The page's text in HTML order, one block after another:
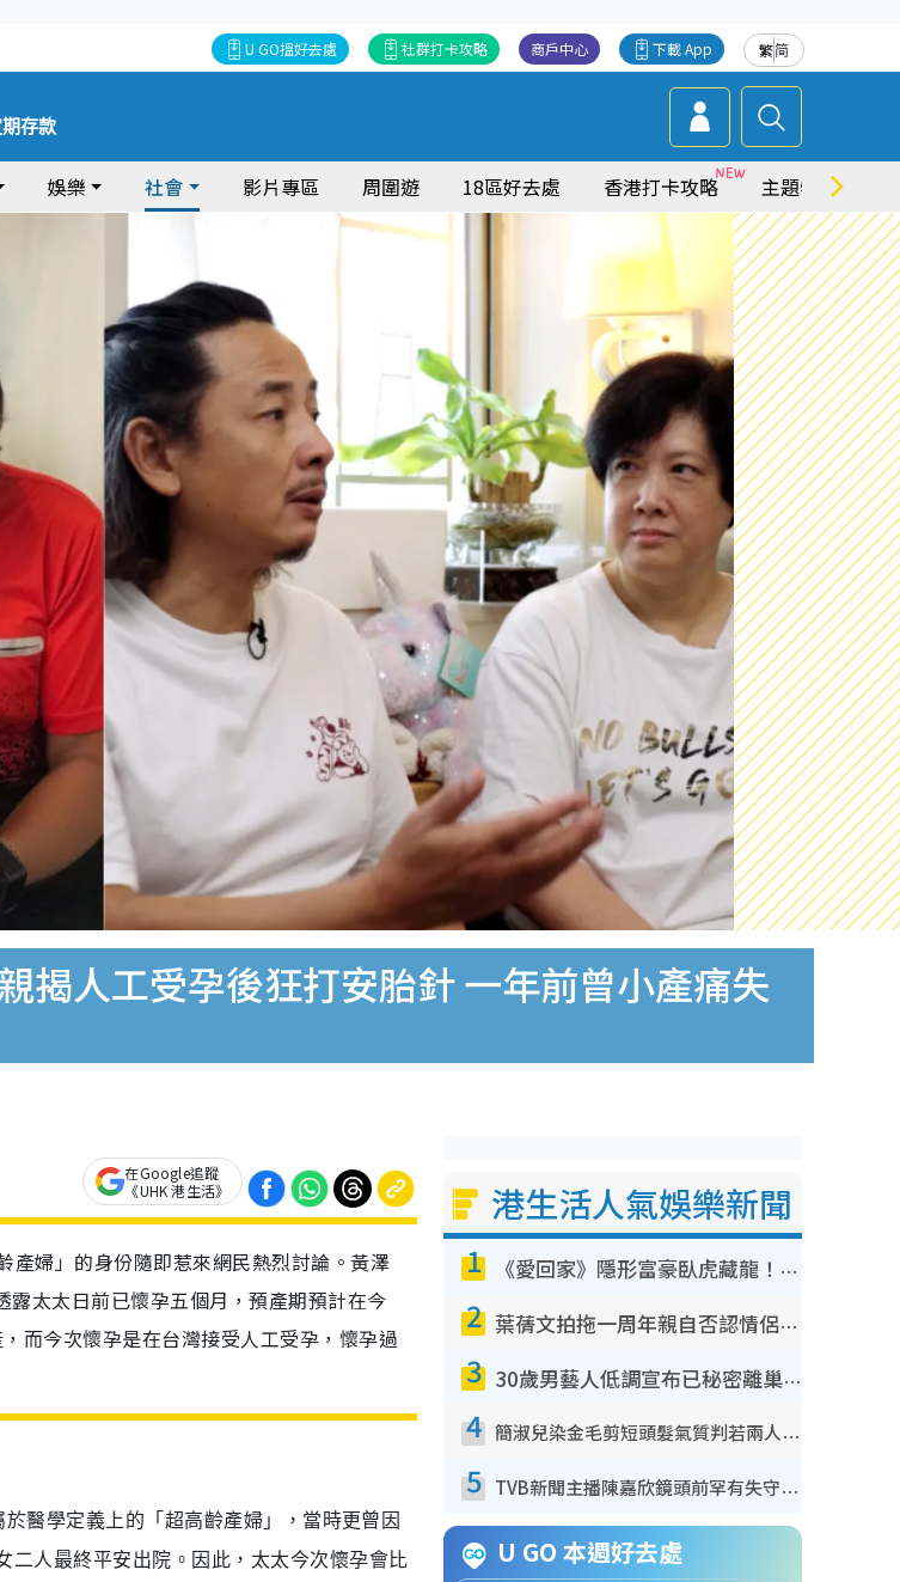
繁简
下載 App
商戶中心
社群打卡攻略
U GO搵好去處
期存款
娛樂 社會 影片專區 周圍遊 18區好去處 香港打卡攻略 主題特集
揭人工受孕後狂打安胎針 一年前曾小產痛失
在Google追蹤
《UHK 港生活》
產婦」的身份隨即惹來網民熱烈討論。黃澤
太太日前已懷孕五個月，預產期預計在今
而今次懷孕是在台灣接受人工受孕，懷孕過
醫學定義上的「超高齡產婦」，當時更曾因
二人最終平安出院。因此，太太今次懷孕會比
港生活人氣娛樂新聞
1 《愛回家》隱形富豪臥虎藏龍！盤點12位財氣逼人的有錢藝人：呢位靚女3億身家唔憂做
2 葉蒨文拍拖一周年親自否認情侶關係？！被質疑感情造假竟稱GM「普通同事」
3 30歲男藝人低調宣布已秘密離巢！人氣急跌變失蹤人口︰「這幾年過得並不容易」
4 簡淑兒染金毛剪短頭髮氣質判若兩人！嚇壞老公麥大力都認唔出：「你做咩事？」
5 TVB新聞主播陳嘉欣鏡頭前罕有失守！遭林超英一句說話突襲嚇親當場大笑
U GO 本週好去處